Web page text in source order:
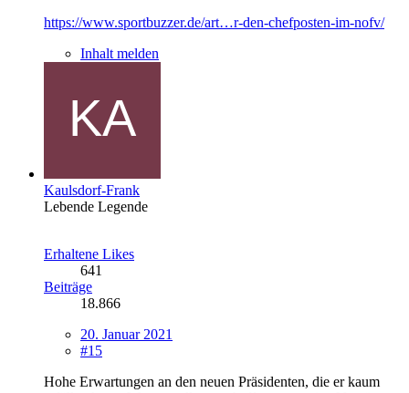
https://www.sportbuzzer.de/art…r-den-chefposten-im-nofv/
Inhalt melden
Kaulsdorf-Frank
Lebende Legende
Erhaltene Likes
641
Beiträge
18.866
20. Januar 2021
#15
Hohe Erwartungen an den neuen Präsidenten, die er kaum